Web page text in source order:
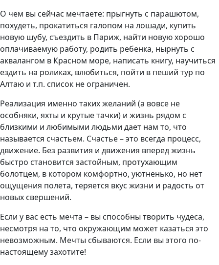
О чем вы сейчас мечтаете: прыгнуть с парашютом,
похудеть, прокатиться галопом на лошади, купить
новую шубу, съездить в Париж, найти новую хорошо
оплачиваемую работу, родить ребенка, нырнуть с
аквалангом в Красном море, написать книгу, научиться
ездить на роликах, влюбиться, пойти в пеший тур по
Алтаю и т.п. список не ограничен.
Реализация именно таких желаний (а вовсе не
особняки, яхты и крутые тачки) и жизнь рядом с
близкими и любимыми людьми дает нам то, что
называется счастьем. Счастье – это всегда процесс,
движение. Без развития и движения вперед жизнь
быстро становится застойным, протухающим
болотцем, в котором комфортно, уютненько, но нет
ощущения полета, теряется вкус жизни и радость от
новых свершений.
Если у вас есть мечта – вы способны творить чудеса,
несмотря на то, что окружающим может казаться это
невозможным. Мечты сбываются. Если вы этого по-
настоящему захотите!